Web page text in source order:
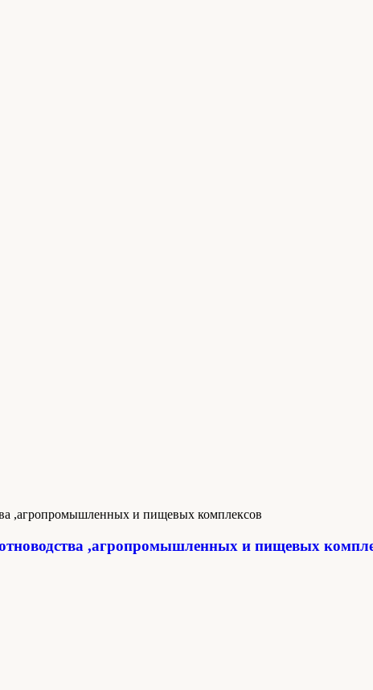
,агропромышленных и пищевых